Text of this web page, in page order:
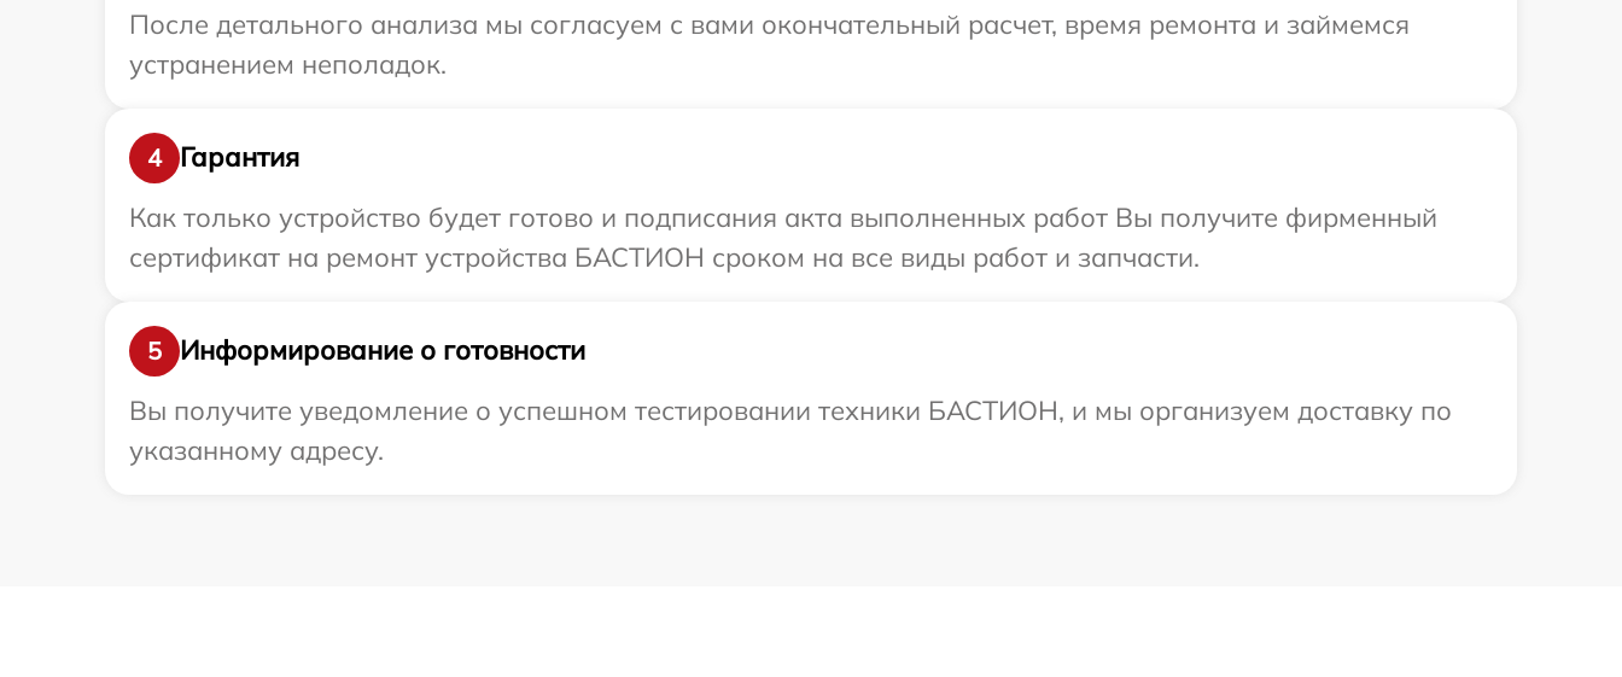
После детального анализа мы согласуем с вами окончательный расчет, время ремонта и займемся
устранением неполадок.
4
Гарантия
Как только устройство будет готово и подписания акта выполненных работ Вы получите фирменный
сертификат на ремонт устройства БАСТИОН сроком на все виды работ и запчасти.
5
Информирование о готовности
Вы получите уведомление о успешном тестировании техники БАСТИОН, и мы организуем доставку по
указанному адресу.